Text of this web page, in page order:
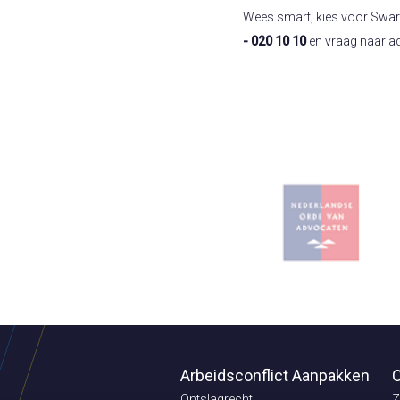
Wees smart, kies voor
- 020 10 10en vraag naar
Arbeidsconflict Aanpakken